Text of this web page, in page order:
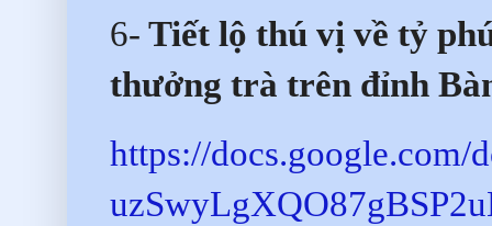
6- Tiết lộ thú vị về tỷ
thưởng trà trên đỉnh
https://